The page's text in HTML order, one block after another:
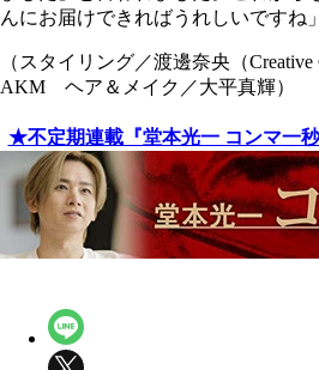
んにお届けできればうれしいですね」
（スタイリング／渡邊奈央（
AKM ヘア＆メイク／大平真輝）
★不定期連載『堂本光一 コンマ一